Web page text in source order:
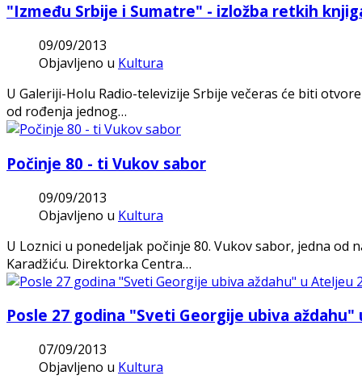
"Između Srbije i Sumatre" - izložba retkih
09/09/2013
Objavljeno u Kultura
U Galeriji-Holu Radio-televizije Srbije večeras će biti
od rođenja jednog…
Počinje 80 - ti Vukov sabor
09/09/2013
Objavljeno u Kultura
U Loznici u ponedeljak počinje 80. Vukov sabor, jedna
Karadžiću. Direktorka Centra…
Posle 27 godina "Sveti Georgije ubiva aždahu"
07/09/2013
Objavljeno u Kultura